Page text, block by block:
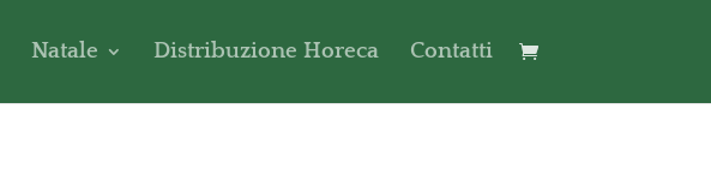
Natale Distribuzione Horeca Contatti